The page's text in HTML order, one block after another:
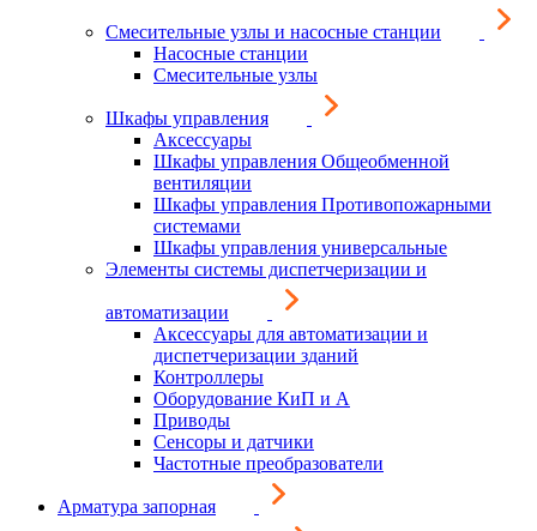
Смесительные узлы и насосные станции
Насосные станции
Смесительные узлы
Шкафы управления
Аксессуары
Шкафы управления Общеобменной
вентиляции
Шкафы управления Противопожарными
системами
Шкафы управления универсальные
Элементы системы диспетчеризации и
автоматизации
Аксессуары для автоматизации и
диспетчеризации зданий
Контроллеры
Оборудование КиП и А
Приводы
Сенсоры и датчики
Частотные преобразователи
Арматура запорная